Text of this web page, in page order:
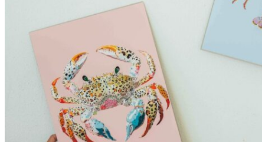
Nature Artizan
Oopsie Daisy
Pigment It Pottery